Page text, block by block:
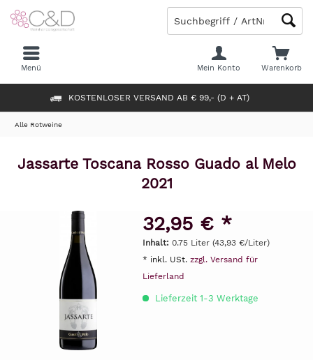
KOSTENLOSER VERSAND AB € 99,- (D + AT)
Warenkorb
Mein Konto
Menü
Alle Rotweine
Jassarte Toscana Rosso Guado al Melo
2021
32,95 € *
Inhalt: 0.75 Liter (43,93 €/Liter)
* inkl. USt. zzgl. Versand für
Lieferland
Lieferzeit 1-3 Werktage